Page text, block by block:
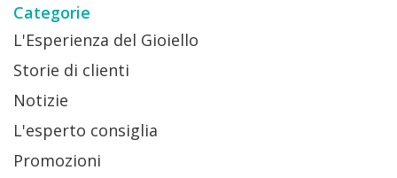
Categorie
L'Esperienza del Gioiello
Storie di clienti
Notizie
L'esperto consiglia
Promozioni